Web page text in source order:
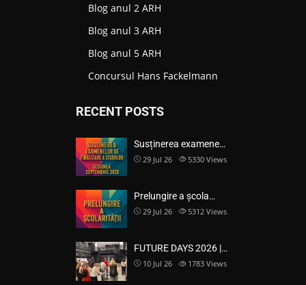
Blog anul 2 ARH
Blog anul 3 ARH
Blog anul 5 ARH
Concursul Hans Fackelmann
RECENT POSTS
Susținerea examene…
29 Jul 26 5330 Views
Prelungire a școla…
29 Jul 26 5312 Views
FUTURE DAYS 2026 |…
10 Jul 26 1783 Views